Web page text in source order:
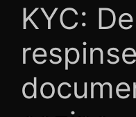
KYC:
respinse